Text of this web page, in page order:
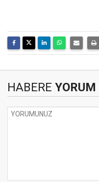
HABERE